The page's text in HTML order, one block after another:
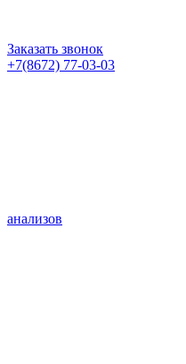
Заказать звонок
+7(8672) 77-03-03
анализов